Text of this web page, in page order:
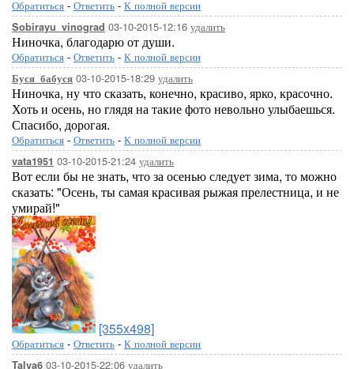
Обратиться - Ответить - К полной версии
Sobirayu_vinograd 03-10-2015-12:16 удалить
Ниночка, благодарю от души.
Обратиться - Ответить - К полной версии
Буся_бабуся 03-10-2015-18:29 удалить
Ниночка, ну что сказать, конечно, красиво, ярко, красочно.
Хоть и осень, но глядя на такие фото невольно улыбаешься.
Спасибо, дорогая.
Обратиться - Ответить - К полной версии
vata1951 03-10-2015-21:24 удалить
Вот если бы не знать, что за осенью следует зима, то можно
сказать: "Осень, ты самая красивая рыжая прелестница, и не
умирай!"
[355x498]
Обратиться - Ответить - К полной версии
Talya6 03-10-2015-22:06 удалить